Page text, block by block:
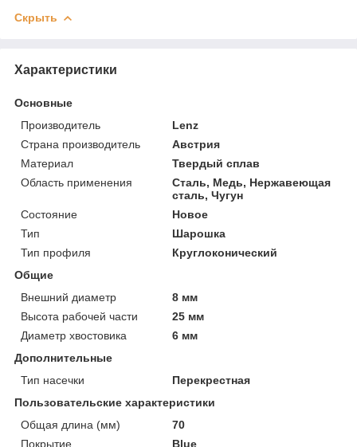
Скрыть
Характеристики
Основные
Производитель
Lenz
Страна производитель
Австрия
Материал
Твердый сплав
Область применения
Сталь, Медь, Нержавеющая
сталь, Чугун
Состояние
Новое
Тип
Шарошка
Тип профиля
Круглоконический
Общие
Внешний диаметр
8 мм
Высота рабочей части
25 мм
Диаметр хвостовика
6 мм
Дополнительные
Тип насечки
Перекрестная
Пользовательские характеристики
Общая длина (мм)
70
Покрытие
Blue